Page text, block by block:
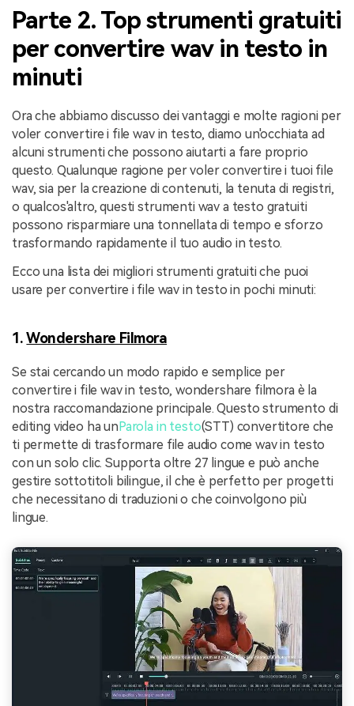
Parte 2. Top strumenti gratuiti
per convertire wav in testo in
minuti
Ora che abbiamo discusso dei vantaggi e molte ragioni per
voler convertire i file wav in testo, diamo un'occhiata ad
alcuni strumenti che possono aiutarti a fare proprio
questo. Qualunque ragione per voler convertire i tuoi file
wav, sia per la creazione di contenuti, la tenuta di registri,
o qualcos'altro, questi strumenti wav a testo gratuiti
possono risparmiare una tonnellata di tempo e sforzo
trasformando rapidamente il tuo audio in testo.
Ecco una lista dei migliori strumenti gratuiti che puoi
usare per convertire i file wav in testo in pochi minuti:
1.Wondershare Filmora
Se stai cercando un modo rapido e semplice per
convertire i file wav in testo, wondershare filmora è la
nostra raccomandazione principale. Questo strumento di
editing video ha unParola in testo(STT) convertitore che
ti permette di trasformare file audio come wav in testo
con un solo clic. Supporta oltre 27 lingue e può anche
gestire sottotitoli bilingue, il che è perfetto per progetti
che necessitano di traduzioni o che coinvolgono più
lingue.